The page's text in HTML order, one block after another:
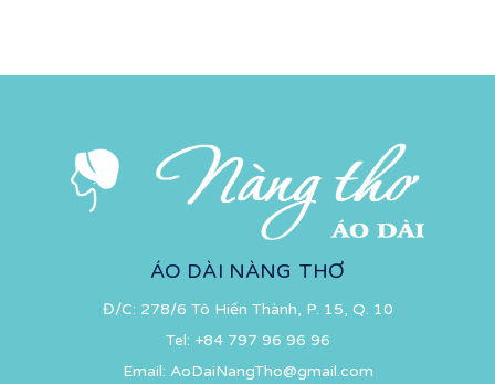
ÁO DÀI NÀNG THƠ
Đ/C: 278/6 Tô Hiến Thành, P. 15, Q. 10
Tel: +84 797 96 96 96
Email: AoDaiNangTho@gmail.com